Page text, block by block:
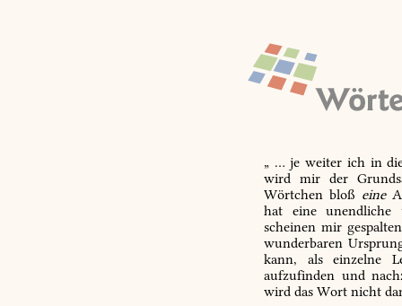
„ … je weiter ich in
wird mir der
Wörtchen bloß eine
hat eine unendliche
scheinen mir
wunderbaren
kann, als einzelne
aufzufinden und
wird das Wort nicht